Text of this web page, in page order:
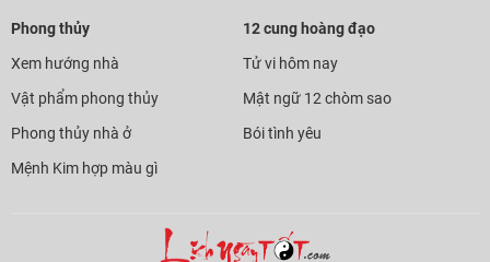
Phong thủy
Xem hướng nhà
Vật phẩm phong thủy
Phong thủy nhà ở
Mệnh Kim hợp màu gì
12 cung hoàng đạo
Tử vi hôm nay
Mật ngữ 12 chòm sao
Bói tình yêu